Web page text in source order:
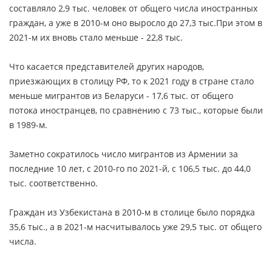
составляло 2,9 тыс. человек от общего числа иностранных
граждан, а уже в 2010-м оно выросло до 27,3 тыс.При этом в
2021-м их вновь стало меньше - 22,8 тыс.
Что касается представителей других народов,
приезжающих в столицу РФ, то к 2021 году в стране стало
меньше мигрантов из Беларуси - 17,6 тыс. от общего
потока иностранцев, по сравнению с 73 тыс., которые были
в 1989-м.
Заметно сократилось число мигрантов из Армении за
последние 10 лет, с 2010-го по 2021-й, с 106,5 тыс. до 44,0
тыс. соответственно.
Граждан из Узбекистана в 2010-м в столице было порядка
35,6 тыс., а в 2021-м насчитывалось уже 29,5 тыс. от общего
числа.